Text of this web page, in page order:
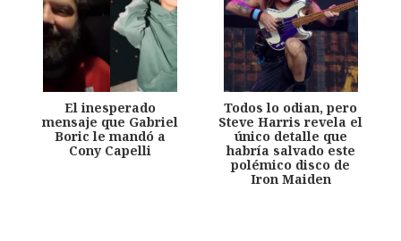
El inesperado
mensaje que Gabriel
Boric le mandó a
Cony Capelli
Todos lo odian, pero
Steve Harris revela el
único detalle que
habría salvado este
polémico disco de
Iron Maiden